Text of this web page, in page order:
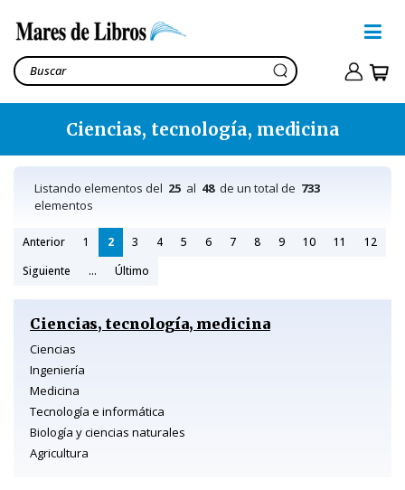
Ciencias, tecnología, medicina
Listando elementos del 25 al 48de un total de 733
elementos
Anterior 1 2 3 4 5 6 7 8 9 10 11
12
Siguiente
... Último
Ciencias, tecnología, medicina
Ciencias
Ingeniería
Medicina
Tecnología e informática
Biología y ciencias naturales
Agricultura